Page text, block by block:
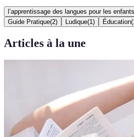
l’apprentissage des langues pour les
Guide Pratique(2) Ludique(1 ) Éducation(
Articles à la une